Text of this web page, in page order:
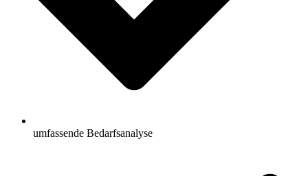
umfassende Bedarfsanalyse